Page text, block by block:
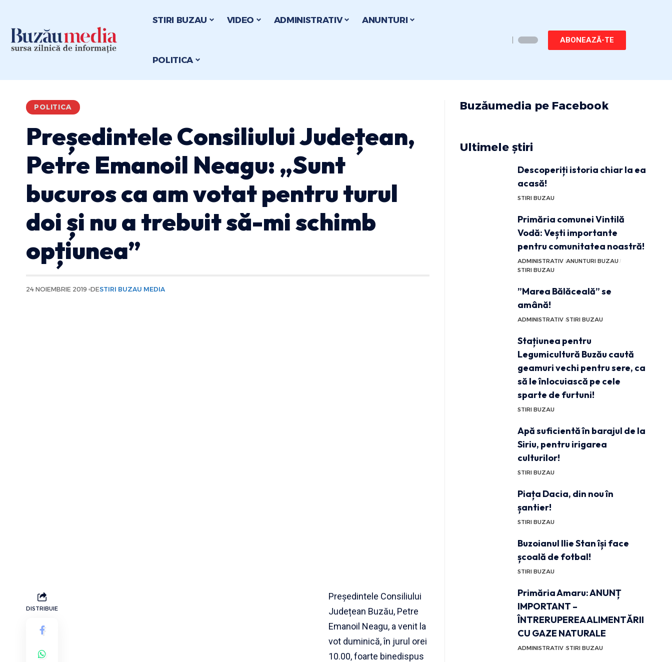
STIRI BUZAU VIDEO ADMINISTRATIV ANUNTURI
POLITICA
ABONEAZĂ-TE
POLITICA
Președintele Consiliului Județean,
Petre Emanoil Neagu: „Sunt
bucuros ca am votat pentru turul
doi și nu a trebuit să-mi schimb
opțiunea”
24 NOIEMBRIE 2019 DESTIRI BUZAU MEDIA
DISTRIBUIE
Președintele Consiliului
Județean Buzău, Petre
Emanoil Neagu, a venit la
vot duminică, în jurul orei
10.00, foarte binedispus
Buzăumedia pe Facebook
Ultimele știri
Descoperiți istoria chiar la ea
acasă!
STIRI BUZAU
Primăria comunei Vintilă
Vodă: Vești importante
pentru comunitatea noastră!
ADMINISTRATIV ANUNTURI BUZAU
STIRI BUZAU
”Marea Bălăceală” se
amână!
ADMINISTRATIV STIRI BUZAU
Stațiunea pentru
Legumicultură Buzău caută
geamuri vechi pentru sere, ca
să le înlocuiască pe cele
sparte de furtuni!
STIRI BUZAU
Apă suficientă în barajul de la
Siriu, pentru irigarea
culturilor!
STIRI BUZAU
Piața Dacia, din nou în
șantier!
STIRI BUZAU
Buzoianul Ilie Stan își face
școală de fotbal!
STIRI BUZAU
Primăria Amaru: ANUNȚ
IMPORTANT –
ÎNTRERUPEREA ALIMENTĂRII
CU GAZE NATURALE
ADMINISTRATIV STIRI BUZAU